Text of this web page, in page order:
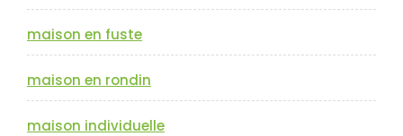
maison en fuste
maison en rondin
maison individuelle